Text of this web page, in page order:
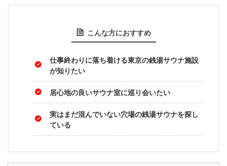
こんな方におすすめ
仕事終わりに落ち着ける東京の銭湯サウナ施設
が知りたい
居心地の良いサウナ室に巡り会いたい
実はまだ混んでいない穴場の銭湯サウナを探し
ている